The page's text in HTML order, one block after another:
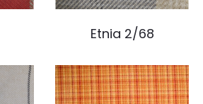
Etnia 2/68